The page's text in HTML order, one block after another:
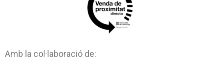
Amb la col·laboració de: